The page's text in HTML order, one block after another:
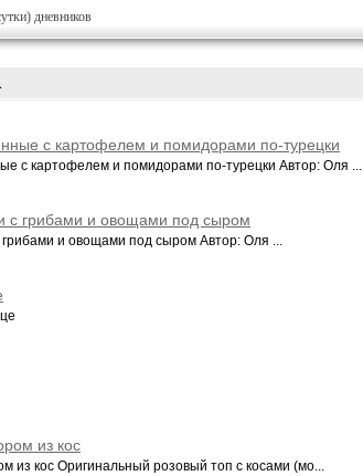
дневников
с картофелем и помидорами по-турецки
с картофелем и помидорами по-турецки Автор: Оля ...
с грибами и овощами под сыром
и овощами под сыром Автор: Оля ...
из кос
из кос Оригинальный розовый топ с косами (мо...